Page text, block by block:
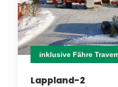
inklusive Fähre
Lappland-2